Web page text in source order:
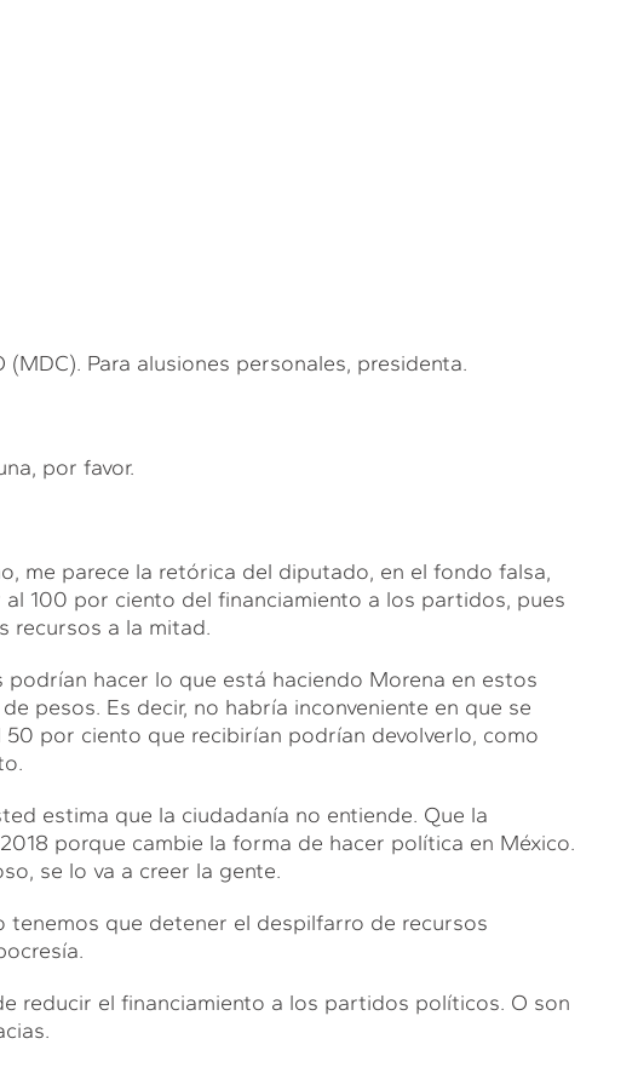
(MDC). Para alusiones personales, presidenta.
por favor.
me parece la retórica del diputado, en el fondo falsa,
100 por ciento del financiamiento a los partidos, pues
recursos a la mitad.
hacer lo que está haciendo Morena en estos
pesos. Es decir, no habría inconveniente en que se
por ciento que recibirían podrían devolverlo, como
estima que la ciudadanía no entiende. Que la
porque cambie la forma de hacer política en México.
se lo va a creer la gente.
tenemos que detener el despilfarro de recursos
reducir el financiamiento a los partidos políticos. O son